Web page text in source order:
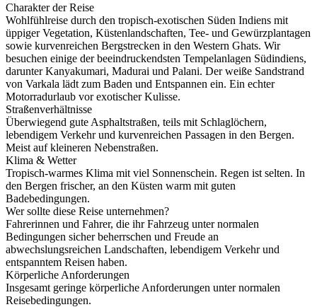
Charakter der Reise
Wohlfühlreise durch den tropisch-exotischen Süden Indiens mit
üppiger Vegetation, Küstenlandschaften, Tee- und Gewürzplantagen
sowie kurvenreichen Bergstrecken in den Western Ghats. Wir
besuchen einige der beeindruckendsten Tempelanlagen Südindiens,
darunter Kanyakumari, Madurai und Palani. Der weiße Sandstrand
von Varkala lädt zum Baden und Entspannen ein. Ein echter
Motorradurlaub vor exotischer Kulisse.
Straßenverhältnisse
Überwiegend gute Asphaltstraßen, teils mit Schlaglöchern,
lebendigem Verkehr und kurvenreichen Passagen in den Bergen.
Meist auf kleineren Nebenstraßen.
Klima & Wetter
Tropisch-warmes Klima mit viel Sonnenschein. Regen ist selten. In
den Bergen frischer, an den Küsten warm mit guten
Badebedingungen.
Wer sollte diese Reise unternehmen?
Fahrerinnen und Fahrer, die ihr Fahrzeug unter normalen
Bedingungen sicher beherrschen und Freude an
abwechslungsreichen Landschaften, lebendigem Verkehr und
entspanntem Reisen haben.
Körperliche Anforderungen
Insgesamt geringe körperliche Anforderungen unter normalen
Reisebedingungen.